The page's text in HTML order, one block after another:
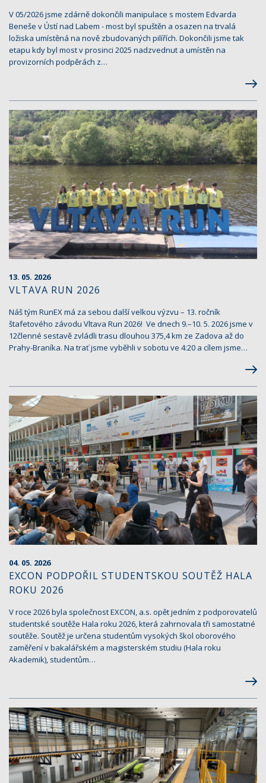
V 05/2026 jsme zdárně dokončili manipulace s mostem Edvarda
Beneše v Ústí nad Labem - most byl spuštěn a osazen na trvalá
ložiska umístěná na nově zbudovaných pilířích. Dokončili jsme tak
etapu kdy byl most v prosinci 2025 nadzvednut a umístěn na
provizorních podpěrách z…
13. 05. 2026
VLTAVA RUN 2026
Náš tým RunEX má za sebou další velkou výzvu – 13. ročník
štafetového závodu Vltava Run 2026! ‍️️ Ve dnech 9.–10. 5. 2026 jsme v
12členné sestavě zvládli trasu dlouhou 375,4 km ze Zadova až do
Prahy-Braníka. Na trať jsme vyběhli v sobotu ve 4:20 a cílem jsme…
04. 05. 2026
EXCON PODPOŘIL STUDENTSKOU SOUTĚŽ HALA
ROKU 2026
V roce 2026 byla společnost EXCON, a.s. opět jedním z podporovatelů
studentské soutěže Hala roku 2026, která zahrnovala tři samostatné
soutěže. Soutěž je určena studentům vysokých škol oborového
zaměření v bakalářském a magisterském studiu (Hala roku
Akademik), studentům…